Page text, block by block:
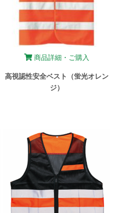
商品詳細・ご購入
高視認性安全ベスト（蛍光オレン
ジ）